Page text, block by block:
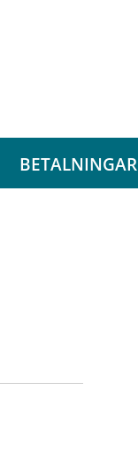
BETALNINGAR